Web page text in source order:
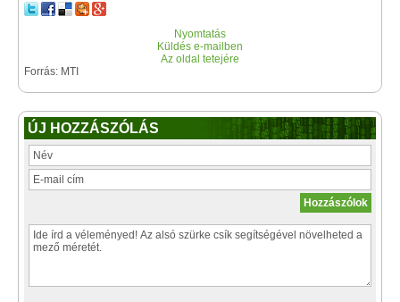
Nyomtatás
Küldés e-mailben
Az oldal tetejére
Forrás: MTI
ÚJ HOZZÁSZÓLÁS